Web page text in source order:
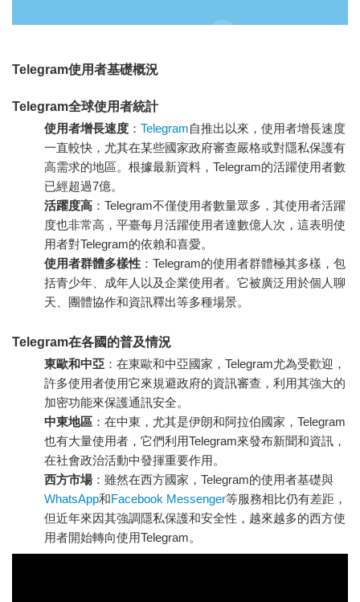
Telegram使用者基礎概況
Telegram全球使用者統計
使用者增長速度 ： Telegram自推出以來，使用者增長速度
一直較快，尤其在某些國家政府審查嚴格或對隱私保護有
高需求的地區。根據最新資料，Telegram的活躍使用者數
已經超過7億。
活躍度高 ：Telegram不僅使用者數量眾多，其使用者活躍
度也非常高，平臺每月活躍使用者達數億人次，這表明使
用者對Telegram的依賴和喜愛。
使用者群體多樣性 ：Telegram的使用者群體極其多樣，包
括青少年、成年人以及企業使用者。它被廣泛用於個人聊
天、團體協作和資訊釋出等多種場景。
Telegram在各國的普及情況
東歐和中亞 ：在東歐和中亞國家，Telegram尤為受歡迎，
許多使用者使用它來規避政府的資訊審查，利用其強大的
加密功能來保護通訊安全。
中東地區 ：在中東，尤其是伊朗和阿拉伯國家，Telegram
也有大量使用者，它們利用Telegram來發布新聞和資訊，
在社會政治活動中發揮重要作用。
西方市場：雖然在西方國家，Telegram的使用者基礎與
WhatsApp和Facebook Messenger等服務相比仍有差距，
但近年來因其強調隱私保護和安全性，越來越多的西方使
用者開始轉向使用Telegram。